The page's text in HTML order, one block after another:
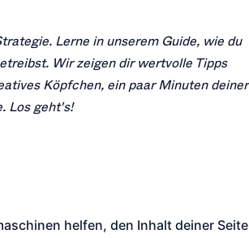
Lerne in unserem Guide, wie du
Wir zeigen dir wertvolle Tipps
Köpfchen, ein paar Minuten deiner
Los geht's!
helfen, den Inhalt deiner Seite